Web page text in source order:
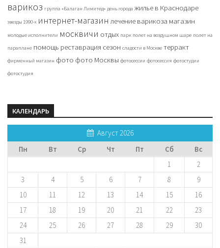
варикоз группа «Балаган Лимитед» день города жилье в Краснодаре
звезды 1990-х интернет-магазин лечение варикоза магазин
молодые исполнители москвичи отдых парк полет на воздушном шаре полет на
параплане помощь реставрация сезон сладости в Москве терракт
фирменный магазин фото фото Москвы фотосессии фотосессия фотостудии
фотостудия
КАЛЕНДАРЬ
Август 2026
Пн
Вт Ср Чт Пт Сб Вс
1
2
3
4 5 6 7 8
9
10
11 12 13 14 15
16
17
18 19 20 21 22
23
24
25 26 27 28 29
30
31